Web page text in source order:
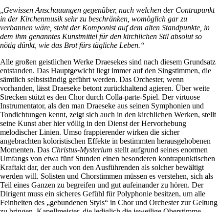
„Gewissen Anschauungen gegenüber, nach welchen der Contrapunkt
in der Kirchenmusik sehr zu beschränken, womöglich gar zu
verbannen wäre, steht der Komponist auf dem alten Standpunkte, in
dem ihm genanntes Kunstmittel für den kirchlichen Stil absolut so
nötig dünkt, wie das Brot fürs tägliche Leben.“
Alle großen geistlichen Werke Draesekes sind nach diesem Grundsatz
entstanden. Das Hauptgewicht liegt immer auf den Singstimmen, die
sämtlich selbstständig geführt werden. Das Orchester, wenn
vorhanden, lässt Draeseke betont zurückhaltend agieren. Über weite
Strecken stützt es den Chor durch Colla-parte-Spiel. Der virtuose
Instrumentator, als den man Draeseke aus seinen Symphonien und
Tondichtungen kennt, zeigt sich auch in den kirchlichen Werken, stellt
seine Kunst aber hier völlig in den Dienst der Hervorhebung
melodischer Linien. Umso frappierender wirken die sicher
angebrachten koloristischen Effekte in bestimmten herausgehobenen
Momenten. Das Christus-Mysterium stellt aufgrund seines enormen
Umfangs von etwa fünf Stunden einen besonderen kontrapunktischen
Kraftakt dar, der auch von den Ausführenden als solcher bewältigt
werden will. Solisten und Chorstimmen müssen es verstehen, sich als
Teil eines Ganzen zu begreifen und gut aufeinander zu hören. Der
Dirigent muss ein sicheres Gefühl für Polyphonie besitzen, um alle
Feinheiten des „gebundenen Styls“ in Chor und Orchester zur Geltung